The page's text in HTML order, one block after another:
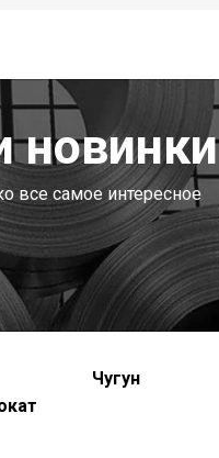
новинки
все самое интересное
Чугун